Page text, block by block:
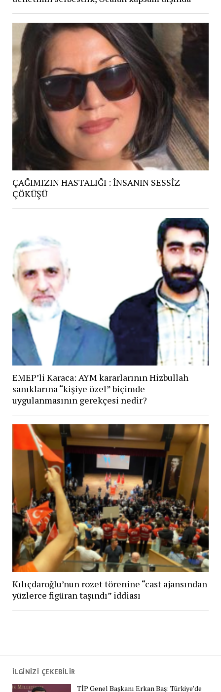
İLGİNİZİ ÇEKEBİLİR
TİP Genel Başkanı Erkan Baş: Türkiye’de
ÇAĞIMIZIN HASTALIĞI : İNSANIN SESSİZ
ÇÖKÜŞÜ
EMEP’li Karaca: AYM kararlarının Hizbullah
sanıklarına “kişiye özel” biçimde
uygulanmasının gerekçesi nedir?
Kılıçdaroğlu’nun rozet törenine “cast ajansından
yüzlerce figüran taşındı” iddiası